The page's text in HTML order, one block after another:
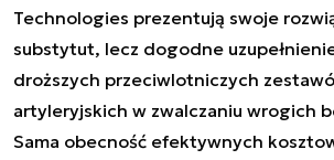
Technologies prezentują swoje
substytut, lecz dogodne
droższych przeciwlotniczych
artyleryjskich w zwalczaniu wrogich
Sama obecność efektywnych